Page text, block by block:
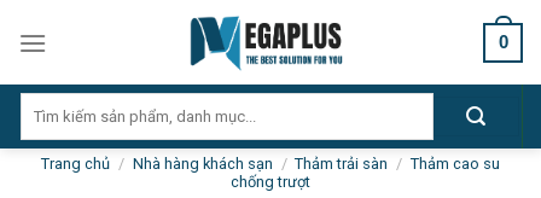
0
kiếm:
Trang chủ / Nhà hàng khách sạn / Thảm trải sàn / Thảm cao su
chống trượt